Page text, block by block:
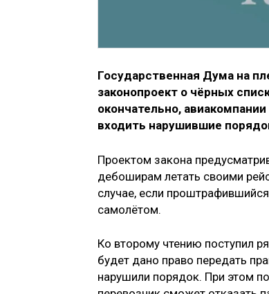
Государственная Дума на
законопроект о чёрных
окончательно,
входить нарушившие
Проектом закона
дебоширам летать своими
случае, если
самолётом.
Ко второму чтению поступил
будет дано право передать
нарушили порядок. При этом